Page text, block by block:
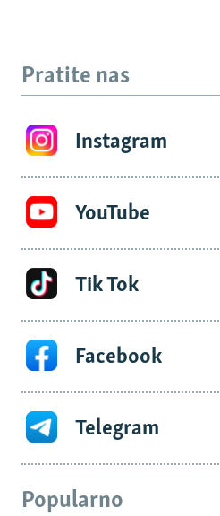
Pratite nas
Instagram
YouTube
Tik Tok
Facebook
Telegram
Popularno